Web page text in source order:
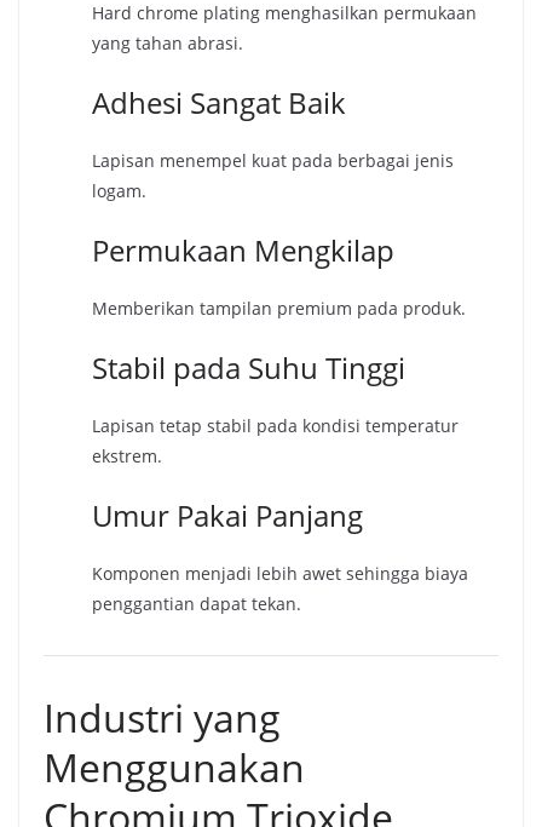
Hard chrome plating menghasilkan permukaan
yang tahan abrasi.
Adhesi Sangat Baik
Lapisan menempel kuat pada berbagai jenis
logam.
Permukaan Mengkilap
Memberikan tampilan premium pada produk.
Stabil pada Suhu Tinggi
Lapisan tetap stabil pada kondisi temperatur
ekstrem.
Umur Pakai Panjang
Komponen menjadi lebih awet sehingga biaya
penggantian dapat tekan.
Industri yang
Menggunakan